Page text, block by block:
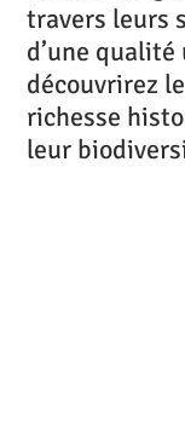
travers leurs
d’une qualité
découvrirez
richesse
leur